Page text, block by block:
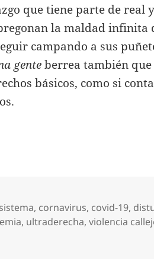
que tiene parte de real
la maldad infinita
campando a sus
genteberrea también que
básicos, como si
, cornavirus, covid-19,
, ultraderecha,violencia